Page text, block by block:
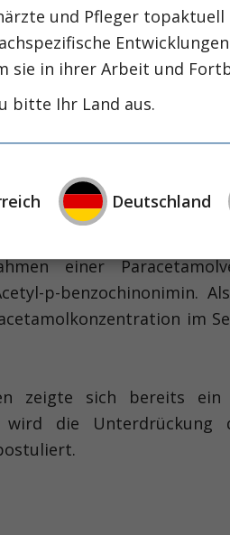
of Edinburgh,
jenen mit
im
einer
p-
im
zeigte sich bereits
wird die
und Pfleger
sie in ihrer Arbeit und
bitte Ihr Land aus.
Deutschland